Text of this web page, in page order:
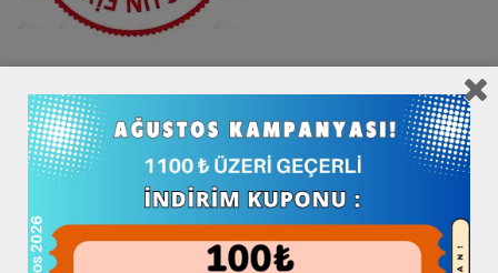
HatayBook.com Hatay’a özgü Yöresel Ürünler Sitesi .
HatayBook Tescilli Bir Markadır ®
Adres: Küçükdalyan Antakya Hatay Merkez
© HatayBook.com Mağaza Since 2013